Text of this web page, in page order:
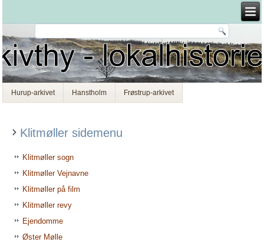
Hurup-arkivet Hanstholm Frøstrup-arkivet
Klitmøller sidemenu
Klitmøller sogn
Klitmøller Vejnavne
Klitmøller på film
Klitmøller revy
Ejendomme
Øster Mølle